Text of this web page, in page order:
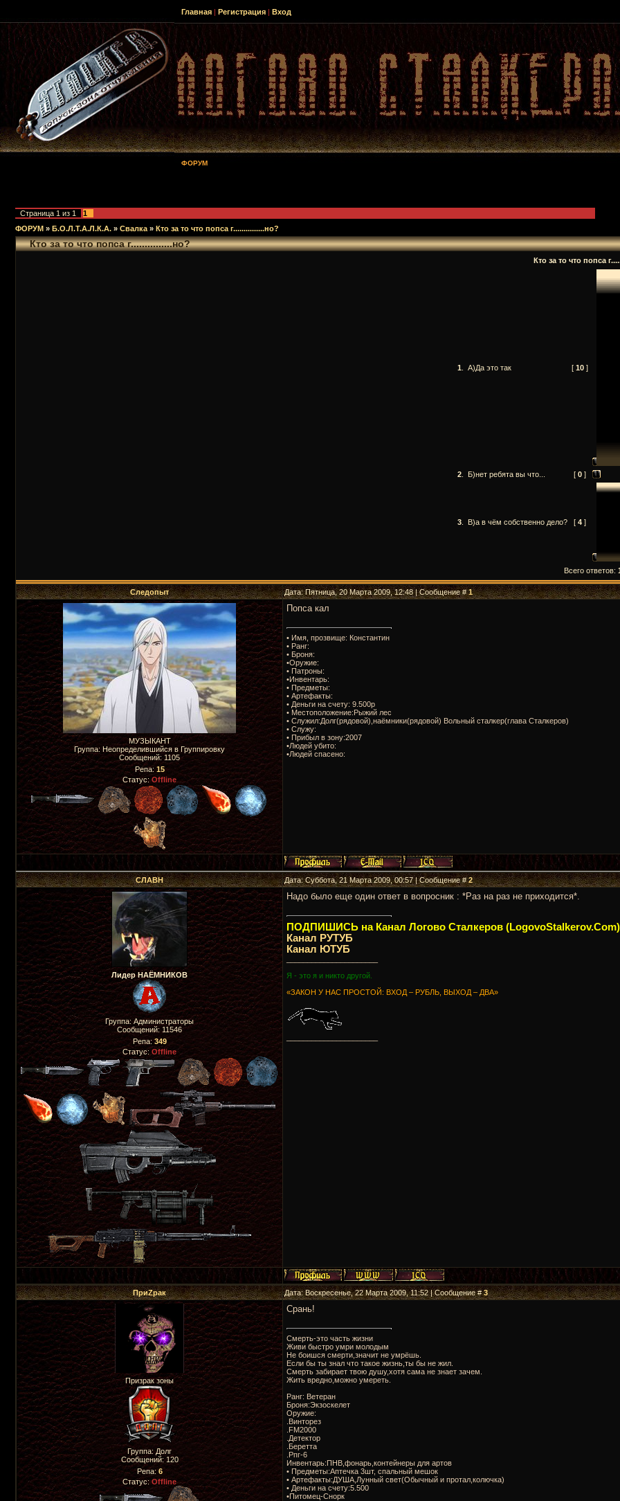
Главная | Регистрация | Вход
ФОРУМ
Страница 1 из 1
1
ФОРУМ » Б.О.Л.Т.А.Л.К.А. » Свалка » Кто за то что попса г...............но?
Кто за то что попса г...............но?
Кто за то что попса
1 А)Да это так [ 10 ]
2 Б)нет ребята вы что... [ 0 ]
3 В)а в чём собственно дело? [ 4 ]
Всего ответов:
Следопыт Дата: Пятница, 20 Марта 2009, 12:48 | Сообщение #1
МУЗЫКАНТ
Группа: Неопределившийся в Группировку
Сообщений: 1105
Репа: 15
Статус: Offline
Попса кал
• Имя, прозвище: Константин
• Ранг:
• Броня:
•Оружие:
• Патроны:
•Инвентарь:
• Предметы:
• Артефакты:
• Деньги на счету: 9.500р
• Местоположение:Рыжий лес
• Служил:Долг(рядовой),наёмники(рядовой) Вольный сталкер(глава Сталкеров)
• Служу:
• Прибыл в зону:2007
•Людей убито:
•Людей спасено:
СЛАВН Дата: Суббота, 21 Марта 2009, 00:57 | Сообщение #2
Лидер НАЁМНИКОВ
Группа: Администраторы
Сообщений: 11546
Репа: 349
Статус: Offline
Надо было еще один ответ в вопросник : *Раз на раз не приходится*.
ПОДПИШИСЬ на Канал Логово Сталкеров
Канал РУТУБ
Канал ЮТУБ
Я - это я и никто другой.
«ЗАКОН У НАС ПРОСТОЙ: ВХОД – РУБЛЬ, ВЫХОД – ДВА»
ПриZрак Дата: Воскресенье, 22 Марта 2009, 11:52 | Сообщение #3
Призрак зоны
Группа: Долг
Сообщений: 120
Репа: 6
Статус:Offline
Срань!
Смерть-это часть жизни
Живи быстро умри молодым
Не боишся смерти,значит не умрёшь.
Если бы ты знал что такое жизнь,ты бы не жил.
Смерть забирает твою душу,хотя сама не знает зачем.
Жить вредно,можно умереть.
Ранг: Ветеран
Броня:Экзоскелет
Оружие:
.Винторез
.FM2000
.Детектор
.Беретта
.Рпг-6
Инвентарь:ПНВ,фонарь,контейнеры для артов
• Предметы:Аптечка 3шт, спальный мешок
• Артефакты:ДУША,Лунный свет(Обычный и протал,колючка)
• Деньги на счету:5.500
•Питомец-Снорк